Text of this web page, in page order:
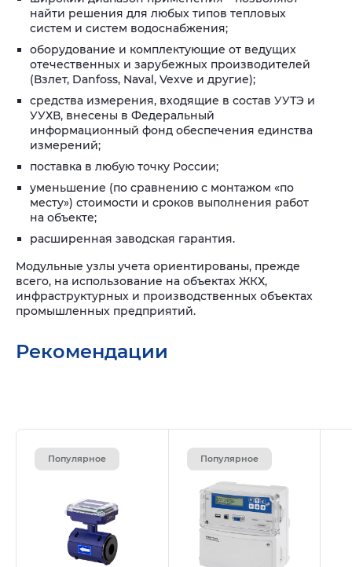
найти решения для любых типов тепловых
систем и систем водоснабжения;
оборудование и комплектующие от ведущих
отечественных и зарубежных производителей
(Взлет, Danfoss, Naval, Vexve и другие);
средства измерения, входящие в состав УУТЭ и
УУХВ, внесены в Федеральный
информационный фонд обеспечения единства
измерений;
поставка в любую точку России;
уменьшение (по сравнению с монтажом «по
месту») стоимости и сроков выполнения работ
на объекте;
расширенная заводская гарантия.
Модульные узлы учета ориентированы, прежде
всего, на использование на объектах ЖКХ,
инфраструктурных и производственных объектах
промышленных предприятий.
Рекомендации
Популярное Популярное